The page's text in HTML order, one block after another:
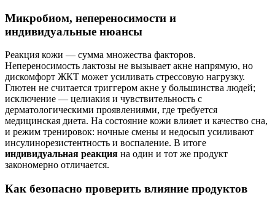
Микробиом, непереносимости и
индивидуальные нюансы
Реакция кожи — сумма множества факторов.
Непереносимость лактозы не вызывает акне напрямую, но
дискомфорт ЖКТ может усиливать стрессовую нагрузку.
Глютен не считается триггером акне у большинства людей;
исключение — целиакия и чувствительность с
дерматологическими проявлениями, где требуется
медицинская диета. На состояние кожи влияет и качество сна,
и режим тренировок: ночные смены и недосып усиливают
инсулинорезистентность и воспаление. В итоге
индивидуальная реакция на один и тот же продукт
закономерно отличается.
Как безопасно проверить влияние продуктов